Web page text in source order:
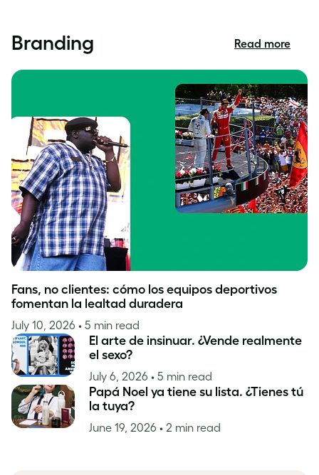
Branding
Read more
Fans, no clientes: cómo los equipos deportivos
fomentan la lealtad duradera
July 10, 2026 • 5 min read
El arte de insinuar. ¿Vende realmente
el sexo?
July 6, 2026 • 5 min read
Papá Noel ya tiene su lista. ¿Tienes tú
la tuya?
June 19, 2026 • 2 min read